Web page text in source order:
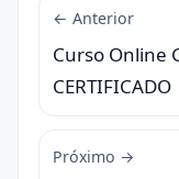
← Anterior
Curso Online
CERTIFICADO
Próximo →